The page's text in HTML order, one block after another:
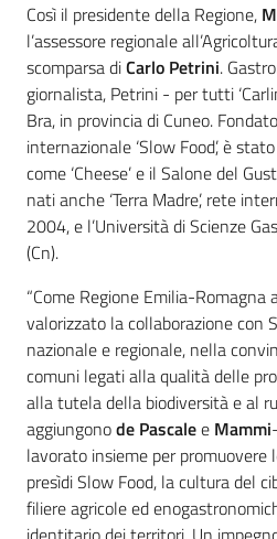
Così il presidente della Regione,
l’assessore regionale
scomparsa diCarlo Petrini.
giornalista, Petrini - per tutti
Bra, in provincia di Cuneo.
internazionale ‘Slow Food’, è
come ‘Cheese’ e il Salone del
nati anche ‘Terra Madre’, rete
2004, e l’Università di Scienze
(Cn).
“Come Regione Emilia-Romagna
valorizzato la collaborazione con
nazionale e regionale, nella
comuni legati alla qualità delle
alla tutela della biodiversità e al
aggiungonode Pascalee Mammi
lavorato insieme per promuovere
presìdi Slow Food, la cultura del
filiere agricole ed